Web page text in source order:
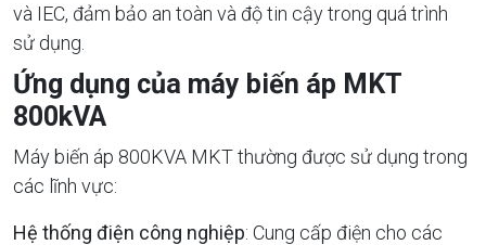
và IEC, đảm bảo an toàn và độ tin cậy trong quá trình
sử dụng.
Ứng dụng của máy biến áp MKT
800kVA
Máy biến áp 800KVA MKT thường được sử dụng trong
các lĩnh vực:
Hệ thống điện công nghiệp: Cung cấp điện cho các